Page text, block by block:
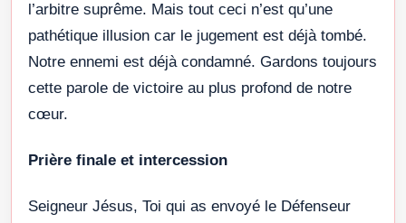
l’arbitre suprême. Mais tout ceci n’est qu’une
pathétique illusion car le jugement est déjà tombé.
Notre ennemi est déjà condamné. Gardons toujours
cette parole de victoire au plus profond de notre
cœur.
Prière finale et intercession
Seigneur Jésus, Toi qui as envoyé le Défenseur